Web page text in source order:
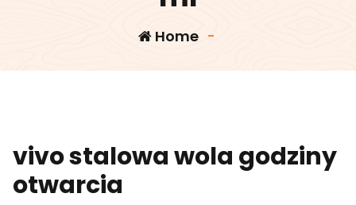
Home -
vivo stalowa wola godziny
otwarcia